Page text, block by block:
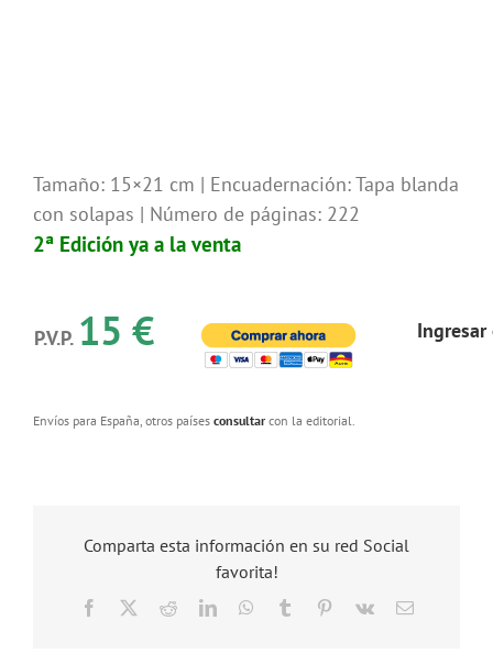
Tamaño: 15×21 cm | Encuadernación: Tapa blanda
con solapas | Número de páginas: 222
2ª Edición ya a la venta
P.V.P. 15 €
Envíos para España, otros países consultar con la editorial.
Comparta esta información en su red Social
favorita!
Facebook RedditLinkedInWhatsApp
Tumblr Pinterest
Vk
Correo